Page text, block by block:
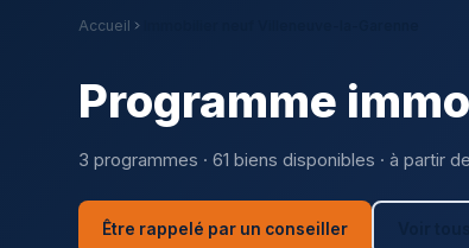
Accueil
Programme
3 programmes · 61 biens disponibles · à partir
Être rappelé par un conseiller